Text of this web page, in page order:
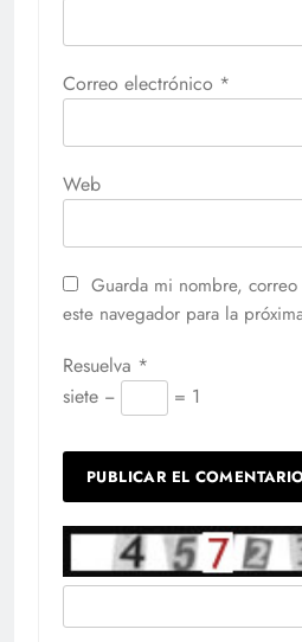
Correo electrónico *
Web
Guarda mi nombre,
este navegador para la
Resuelva *
siete −
= 1